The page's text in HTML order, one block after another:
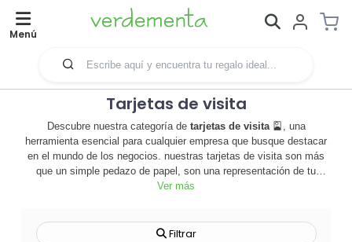
Menú
Tarjetas de visita
Descubre nuestra categoría de tarjetas de visita🎴, una
herramienta esencial para cualquier empresa que busque destacar
en el mundo de los negocios. nuestras tarjetas de visita son más
que un simple pedazo de papel, son una representación de tu
marca, un reflejo de tu profesionalismo y una oportunidad para dejar
tarjeta que realmente represente a tu empresa. además, nuestras
Ver más
Filtrar